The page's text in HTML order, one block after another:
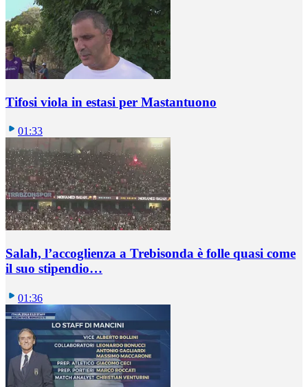
Tifosi viola in estasi per Mastantuono
01:33
Salah, l’accoglienza a Trebisonda è folle quasi come
il suo stipendio…
01:36